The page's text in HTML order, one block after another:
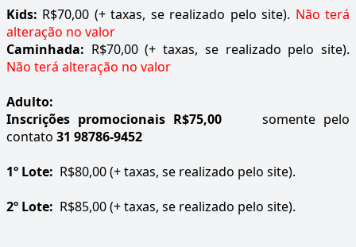
Kids: R$70,00 (+ taxas, se realizado pelo site). Não terá
alteração no valor
Caminhada: R$70,00 (+ taxas, se realizado pelo site).
Não terá alteração no valor
Adulto:
Inscrições promocionais R$75,00 somente pelo
contato 31 98786-9452
1º Lote: R$80,00 (+ taxas, se realizado pelo site).
2º Lote: R$85,00 (+ taxas, se realizado pelo site).